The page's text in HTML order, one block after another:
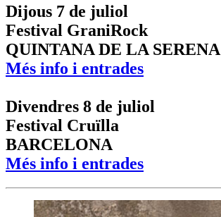
Dijous 7 de juliol
Festival GraniRock
QUINTANA DE LA SERENA
Més info i entrades
Divendres 8 de juliol
Festival Cruïlla
BARCELONA
Més info i entrades